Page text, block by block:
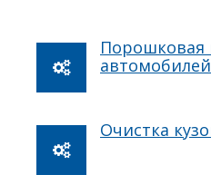
Порошковая
автомобилей
Очистка